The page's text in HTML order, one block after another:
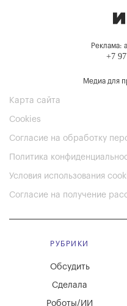
Реклама:
+7
Медиа для
Карта сайта
Cookies
Согласие на обработку
Политика
Условия использования
Согласие на получение
РУБРИКИ
Обсудить
Сделала
Роботы/ИИ